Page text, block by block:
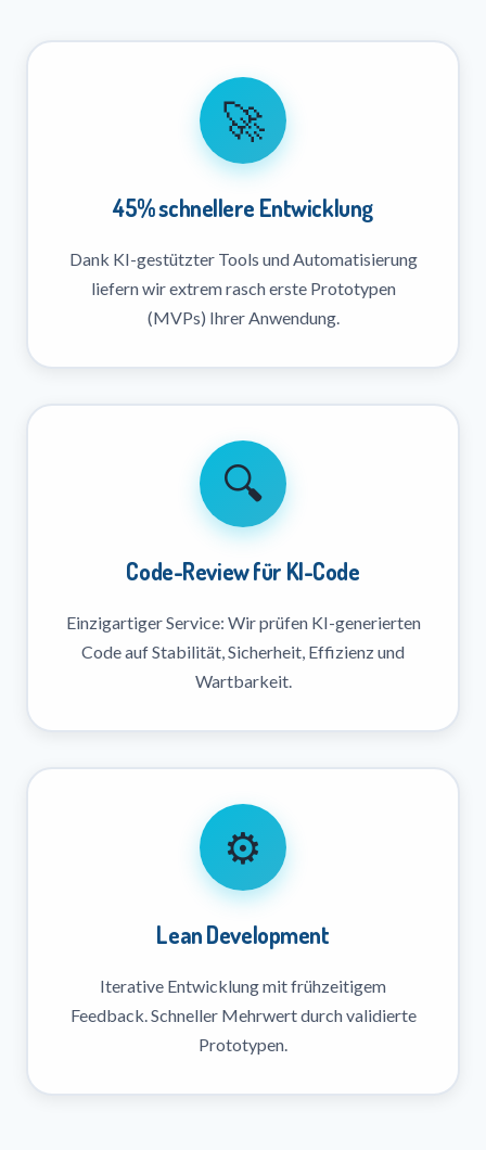
🚀
45% schnellere Entwicklung
Dank KI-gestützter Tools und Automatisierung
liefern wir extrem rasch erste Prototypen
(MVPs) Ihrer Anwendung.
🔍
Code-Review für KI-Code
Einzigartiger Service: Wir prüfen KI-generierten
Code auf Stabilität, Sicherheit, Effizienz und
Wartbarkeit.
⚙️
Lean Development
Iterative Entwicklung mit frühzeitigem
Feedback. Schneller Mehrwert durch validierte
Prototypen.